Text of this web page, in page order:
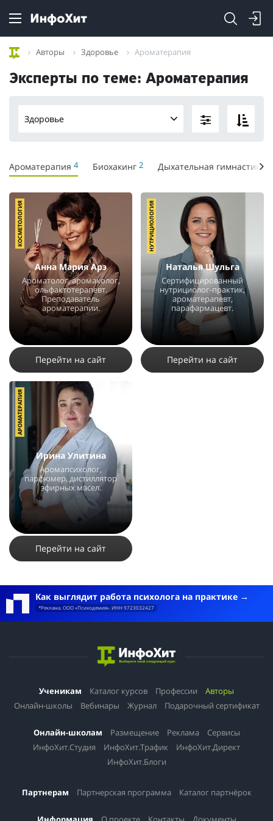
Авторы Здоровье Ароматерапия
Эксперты по теме: Ароматерапия
Здоровье
Ароматерапия 4 Биохакинг 2 Дыхательная гимнастика
Анна Мария Арэ
Ароматолог, аромаколог,
ольфактотерапевт.
Преподаватель
ароматерапии.
КОСМЕТОЛОГИЯ
Перейти на сайт
Наталья Шульга
Сертифицированный
нутрициолог-практик,
ароматерапевт,
парафармацевт.
29122 32
НУТРИЦИОЛОГИЯ
Перейти на сайт
Ирина Улитина
Аромапсихолог,
парфюмер, дистиллятор
эфирных масел.
34 18
АРОМАТЕРАПИЯ
Перейти на сайт
Как выглядит работа психолога на практике
*Реклама. ООО «Психодемия». ИНН 9723032427
Ученикам Каталог курсов Профессии
Авторы
Онлайн-школы
Вебинары Журнал Подарочный сертификат
Онлайн-школам Размещение Реклама
Сервисы
ИнфоХит.Студия
ИнфоХит.Трафик
ИнфоХит.Директ
ИнфоХит.Блоги
Партнерам Партнерская программа Каталог партнёрок